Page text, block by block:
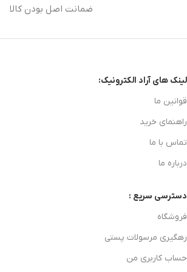
ضمانت اصل بودن کالا
لینک های آراد الکترونیک:
قوانین ما
راهنمای خرید
تماس با ما
درباره ما
دسترسی سریع :
فروشگاه
رهگیری مرسولات پستی
حساب کاربری من